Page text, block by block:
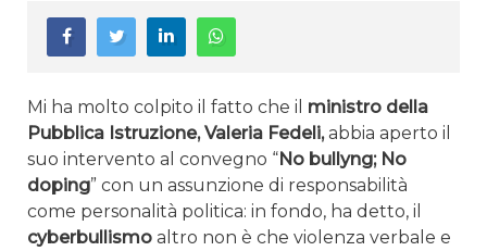
Mi ha molto colpito il fatto che il ministro della
Pubblica Istruzione, Valeria Fedeli,abbia aperto il
suo intervento al convegno “No bullyng; No
doping” con un assunzione di responsabilità
come personalità politica: in fondo, ha detto, il
cyberbullismo altro non è che violenza verbale e